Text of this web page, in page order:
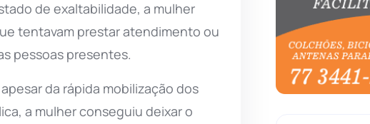
de exaltabilidade, a mulher
tentavam prestar atendimento ou
pessoas presentes.
da rápida mobilização dos
a mulher conseguiu deixar o
Botuporã
Brasil
Brumado